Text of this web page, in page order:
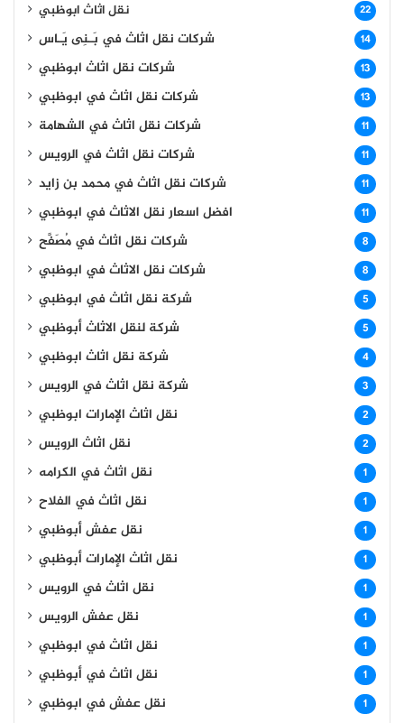
نقل اثاث ابوظبي 22
شركات نقل اثاث في بَـنِى يَـاس 14
شركات نقل اثاث ابوظبي 13
شركات نقل اثاث في ابوظبي 13
شركات نقل اثاث في الشهامة 11
شركات نقل اثاث في الرويس 11
شركات نقل اثاث في محمد بن زايد 11
افضل اسعار نقل الاثاث في ابوظبي 11
8
شركات نقل الاثاث في ابوظبي 8
شركة نقل اثاث في ابوظبي 5
شركة لنقل الاثاث أبوظبي 5
شركة نقل اثاث ابوظبي 4
شركة نقل اثاث في الرويس 3
نقل اثاث الإمارات ابوظبي 2
نقل اثاث الرويس 2
نقل اثاث في الكرامه 1
نقل اثاث في الفلاح 1
نقل عفش أبوظبي 1
نقل اثاث الإمارات أبوظبي 1
نقل اثاث في الرويس 1
نقل عفش الرويس 1
نقل اثاث في ابوظبي 1
نقل اثاث في أبوظبي 1
نقل عفش في ابوظبي 1